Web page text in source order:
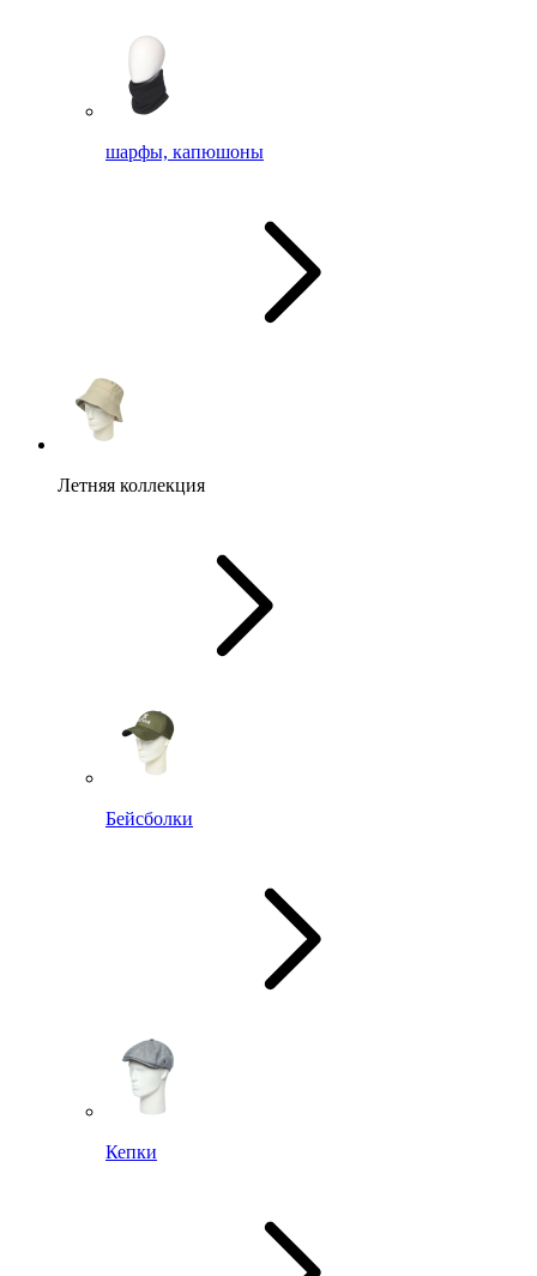
шарфы, капюшоны
Летняя коллекция
Бейсболки
Кепки